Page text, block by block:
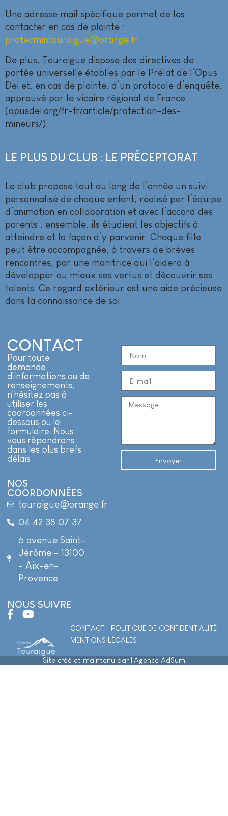
Une adresse mail spécifique permet de les
contacter en cas de plainte :
protecmintouraigue@orange.fr
De plus, Touraigue dispose des directives de
portée universelle établies par le Prélat de l’Opus
Dei et, en cas de plainte, d’un protocole d’enquête,
approuvé par le vicaire régional de France
(opusdei.org/fr-fr/article/protection-des-
mineurs/).
LE PLUS DU CLUB : LE PRÉCEPTORAT
Le club propose tout au long de l’année un suivi
personnalisé de chaque enfant, réalisé par l’équipe
d’animation en collaboration et avec l’accord des
parents : ensemble, ils étudient les objectifs à
atteindre et la façon d’y parvenir. Chaque fille
peut être accompagnée, à travers de brèves
rencontres, par une monitrice qui l’aidera à
développer au mieux ses vertus et découvrir ses
talents. Ce regard extérieur est une aide précieuse
dans la connaissance de soi.
CONTACT
Pour toute
demande
d'informations ou de
renseignements,
n'hésitez pas à
utiliser les
coordonnées ci-
dessous ou le
formulaire. Nous
vous répondrons
dans les plus brefs
délais.
NOS
COORDONNÉES
touraigue@orange.fr
04 42 38 07 37
6 avenue Saint-
Jérôme - 13100
- Aix-en-
Provence
NOUS SUIVRE
Envoyer
CONTACT
POLITIQUE DE CONFIDENTIALITÉ
MENTIONS LÉGALES
Site créé et maintenu par l'Agence AdSum